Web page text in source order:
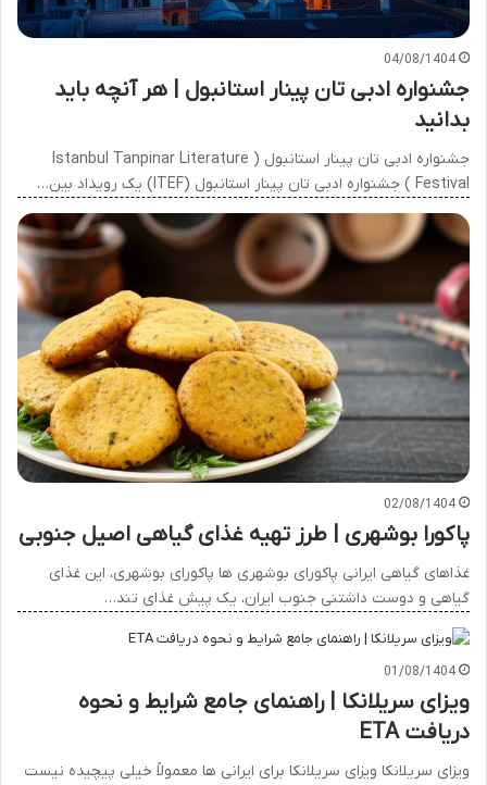
04/08/1404
جشنواره ادبی تان پینار استانبول | هر آنچه باید
بدانید
جشنواره ادبی تان پینار استانبول ( Istanbul Tanpinar Literature
Festival ) جشنواره ادبی تان پینار استانبول (ITEF) یک رویداد بین…
02/08/1404
پاکورا بوشهری | طرز تهیه غذای گیاهی اصیل جنوبی
غذاهای گیاهی ایرانی پاکورای بوشهری ها پاکورای بوشهری، این غذای
گیاهی و دوست داشتنی جنوب ایران، یک پیش غذای تند…
01/08/1404
ویزای سریلانکا | راهنمای جامع شرایط و نحوه
دریافت ETA
ویزای سریلانکا ویزای سریلانکا برای ایرانی ها معمولاً خیلی پیچیده نیست